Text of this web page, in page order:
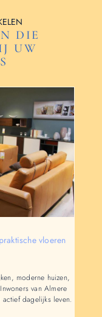
DIE
UW
vloeren
moderne huizen,
van Almere
dagelijks leven.